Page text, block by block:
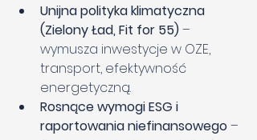
Unijna polityka klimatyczna
(Zielony Ład, Fit for 55) –
wymusza inwestycje w OZE,
transport, efektywność
energetyczną.
Rosnące wymogi ESG i
raportowania niefinansowego –